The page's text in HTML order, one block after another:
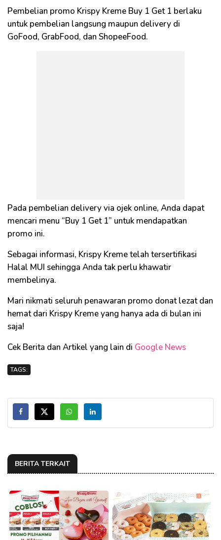
Pembelian promo Krispy Kreme Buy 1 Get 1 berlaku
untuk pembelian langsung maupun delivery di
GoFood, GrabFood, dan ShopeeFood.
Pada pembelian delivery via ojek online, Anda dapat
mencari menu “Buy 1 Get 1” untuk mendapatkan
promo ini.
Sebagai informasi, Krispy Kreme telah tersertifikasi
Halal MUI sehingga Anda tak perlu khawatir
membelinya.
Mari nikmati seluruh penawaran promo donat lezat dan
hemat dari Krispy Kreme yang hanya ada di bulan ini
saja!
Cek Berita dan Artikel yang lain di Google News
TAGS:
BERITA TERKAIT